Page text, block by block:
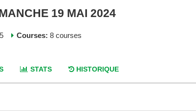
19 MAI 2024
Courses: 8 courses
STATS HISTORIQUE